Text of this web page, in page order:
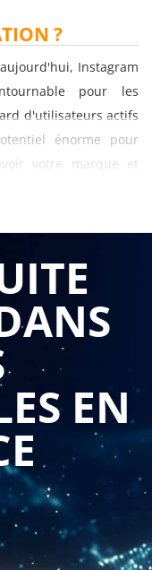
?
Instagram
pour les
d'utilisateurs actifs
énorme pour
votre marque et
C'est pourquoi une
et mener une
une importance
cet article, nous
cette formation est
: Une formation
Instagram
visibilité et votre
apprendrez à
à utiliser les
de qualité et à
efficace. En
vous
accru,
de renforcer la
la plateforme.
: Instagram
promouvoir votre
visuelle et
EN